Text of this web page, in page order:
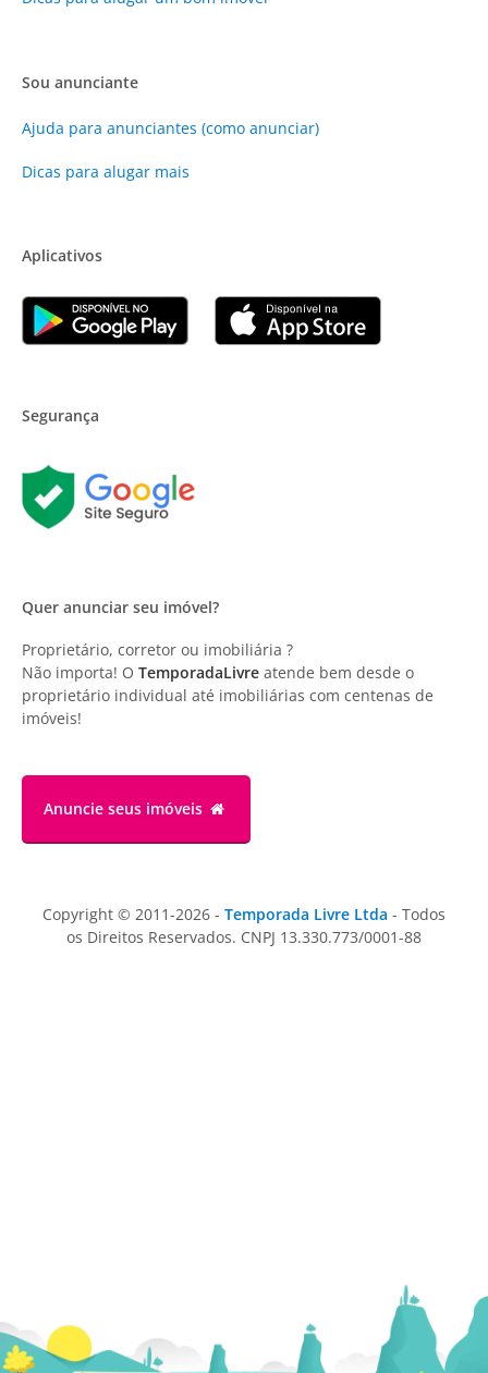
Sou anunciante
Ajuda para anunciantes (como anunciar)
Dicas para alugar mais
Aplicativos
Segurança
Quer anunciar seu imóvel?
Proprietário, corretor ou imobiliária ?
Não importa! O TemporadaLivre atende bem desde o
proprietário individual até imobiliárias com centenas de
imóveis!
Anuncie seus imóveis
Copyright © 2011-2026 - Temporada Livre Ltda - Todos
os Direitos Reservados. CNPJ 13.330.773/0001-88